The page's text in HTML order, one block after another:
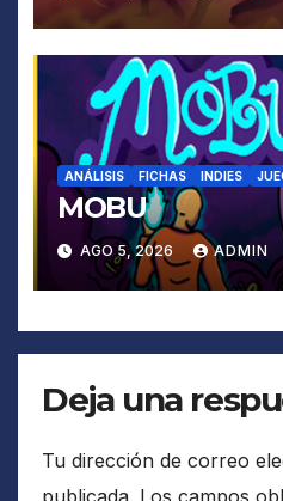
ANÁLISIS FICHAS INDIES
MOBU
AGO 5, 2026 ADMIN
Deja una
Tu dirección de correo
publicada. Los campos